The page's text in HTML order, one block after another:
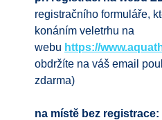
registračního formuláře,
konáním veletrhu na
webu https://
obdržíte na váš email
zdarma)
na místě bez registrace: